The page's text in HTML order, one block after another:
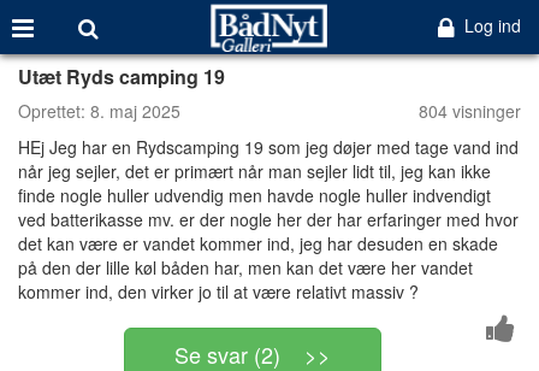
Log ind
Utæt Ryds camping 19
Oprettet: 8. maj 2025
804 visninger
HEj Jeg har en Rydscamping 19 som jeg døjer med tage vand ind
når jeg sejler, det er primært når man sejler lidt til, jeg kan ikke
finde nogle huller udvendig men havde nogle huller indvendigt
ved batterikasse mv. er der nogle her der har erfaringer med hvor
det kan være er vandet kommer ind, jeg har desuden en skade
på den der lille køl båden har, men kan det være her vandet
kommer ind, den virker jo til at være relativt massiv ?
Se svar (2) >>